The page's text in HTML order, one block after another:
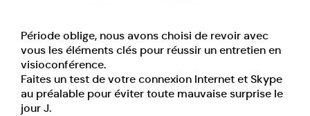
Période oblige, nous avons choisi de revoir avec
vous les éléments clés pour réussir un entretien en
visioconférence.
Faites un test de votre connexion Internet et Skype
au préalable pour éviter toute mauvaise surprise le
jour J.